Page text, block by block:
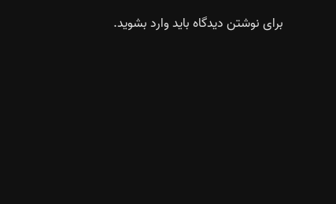
برای نوشتن دیدگاه بایدوارد بشوید.